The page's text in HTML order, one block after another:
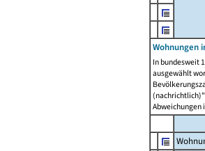
Wohnungen
In bundesweit
ausgewählt
Abweichungen